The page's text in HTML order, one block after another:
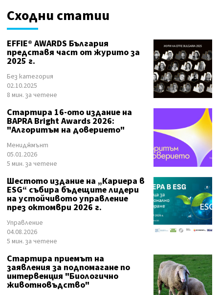
Сходни статии
EFFIE® AWARDS България
представя част от журито за
2025 г.
Без категория
02.10.2025
8 мин. за четене
Стартира 16-ото издание на
BAPRA Bright Awards 2026:
"Алгоритъм на доверието"
Мениджмънт
05.01.2026
5 мин. за четене
Шестото издание на „Кариера в
ESG“ събира бъдещите лидери
на устойчивото управление
през октомври 2026 г.
Управление
04.08.2026
5 мин. за четене
Стартира приемът на
заявления за подпомагане по
интервенция "Биологично
животновъдство"